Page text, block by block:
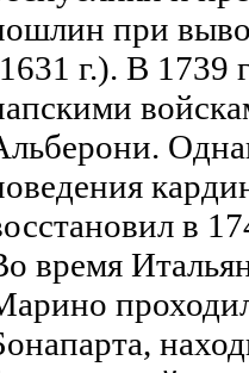
при
г.). В 1739
в
время